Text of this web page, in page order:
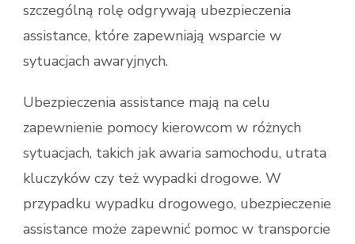
szczególną rolę odgrywają ubezpieczenia
assistance, które zapewniają wsparcie w
sytuacjach awaryjnych.
Ubezpieczenia assistance mają na celu
zapewnienie pomocy kierowcom w różnych
sytuacjach, takich jak awaria samochodu, utrata
kluczyków czy też wypadki drogowe. W
przypadku wypadku drogowego, ubezpieczenie
assistance może zapewnić pomoc w transporcie